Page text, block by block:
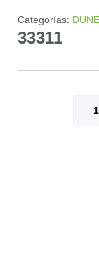
Categorías: DUNE
33311